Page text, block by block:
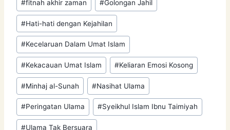
#fitnah akhir zaman #Golongan Jahil
#Hati-hati dengan Kejahilan
#Kecelaruan Dalam Umat Islam
#Kekacauan Umat Islam #Keliaran Emosi Kosong
#Minhaj al-Sunah #Nasihat Ulama
#Peringatan Ulama #Syeikhul Islam Ibnu Taimiyah
#Ulama Tak Bersuara